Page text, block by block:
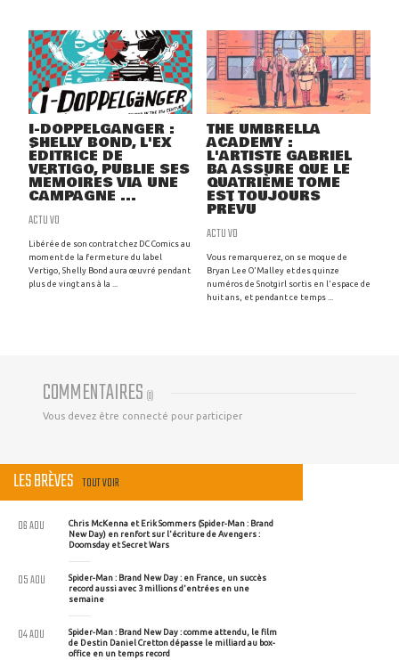
I-DOPPELGANGER :
SHELLY BOND, L'EX
ÉDITRICE DE
VERTIGO, PUBLIE SES
MÉMOIRES VIA UNE
CAMPAGNE ...
ACTU VO
Libérée de son contrat chez DC Comics au
moment de la fermeture du label
Vertigo, Shelly Bond aura œuvré pendant
plus de vingt ans à la ...
THE UMBRELLA
ACADEMY :
L'ARTISTE GABRIEL
BA ASSURE QUE LE
QUATRIÈME TOME
EST TOUJOURS
PRÉVU
ACTU VO
Vous remarquerez, on se moque de
Bryan Lee O'Malley et des quinze
numéros de Snotgirl sortis en l'espace de
huit ans, et pendant ce temps ...
COMMENTAIRES (0)
Vous devez être connecté pour participer
LES BRÈVES TOUT VOIR
Chris McKenna et Erik Sommers (Spider-Man : Brand
New Day) en renfort sur l'écriture de Avengers :
Doomsday et Secret Wars
06 AOU
Spider-Man : Brand New Day : en France, un succès
record aussi avec 3 millions d'entrées en une
semaine
05 AOU
Spider-Man : Brand New Day : comme attendu, le film
de Destin Daniel Cretton dépasse le milliard au box-
office en un temps record
04 AOU